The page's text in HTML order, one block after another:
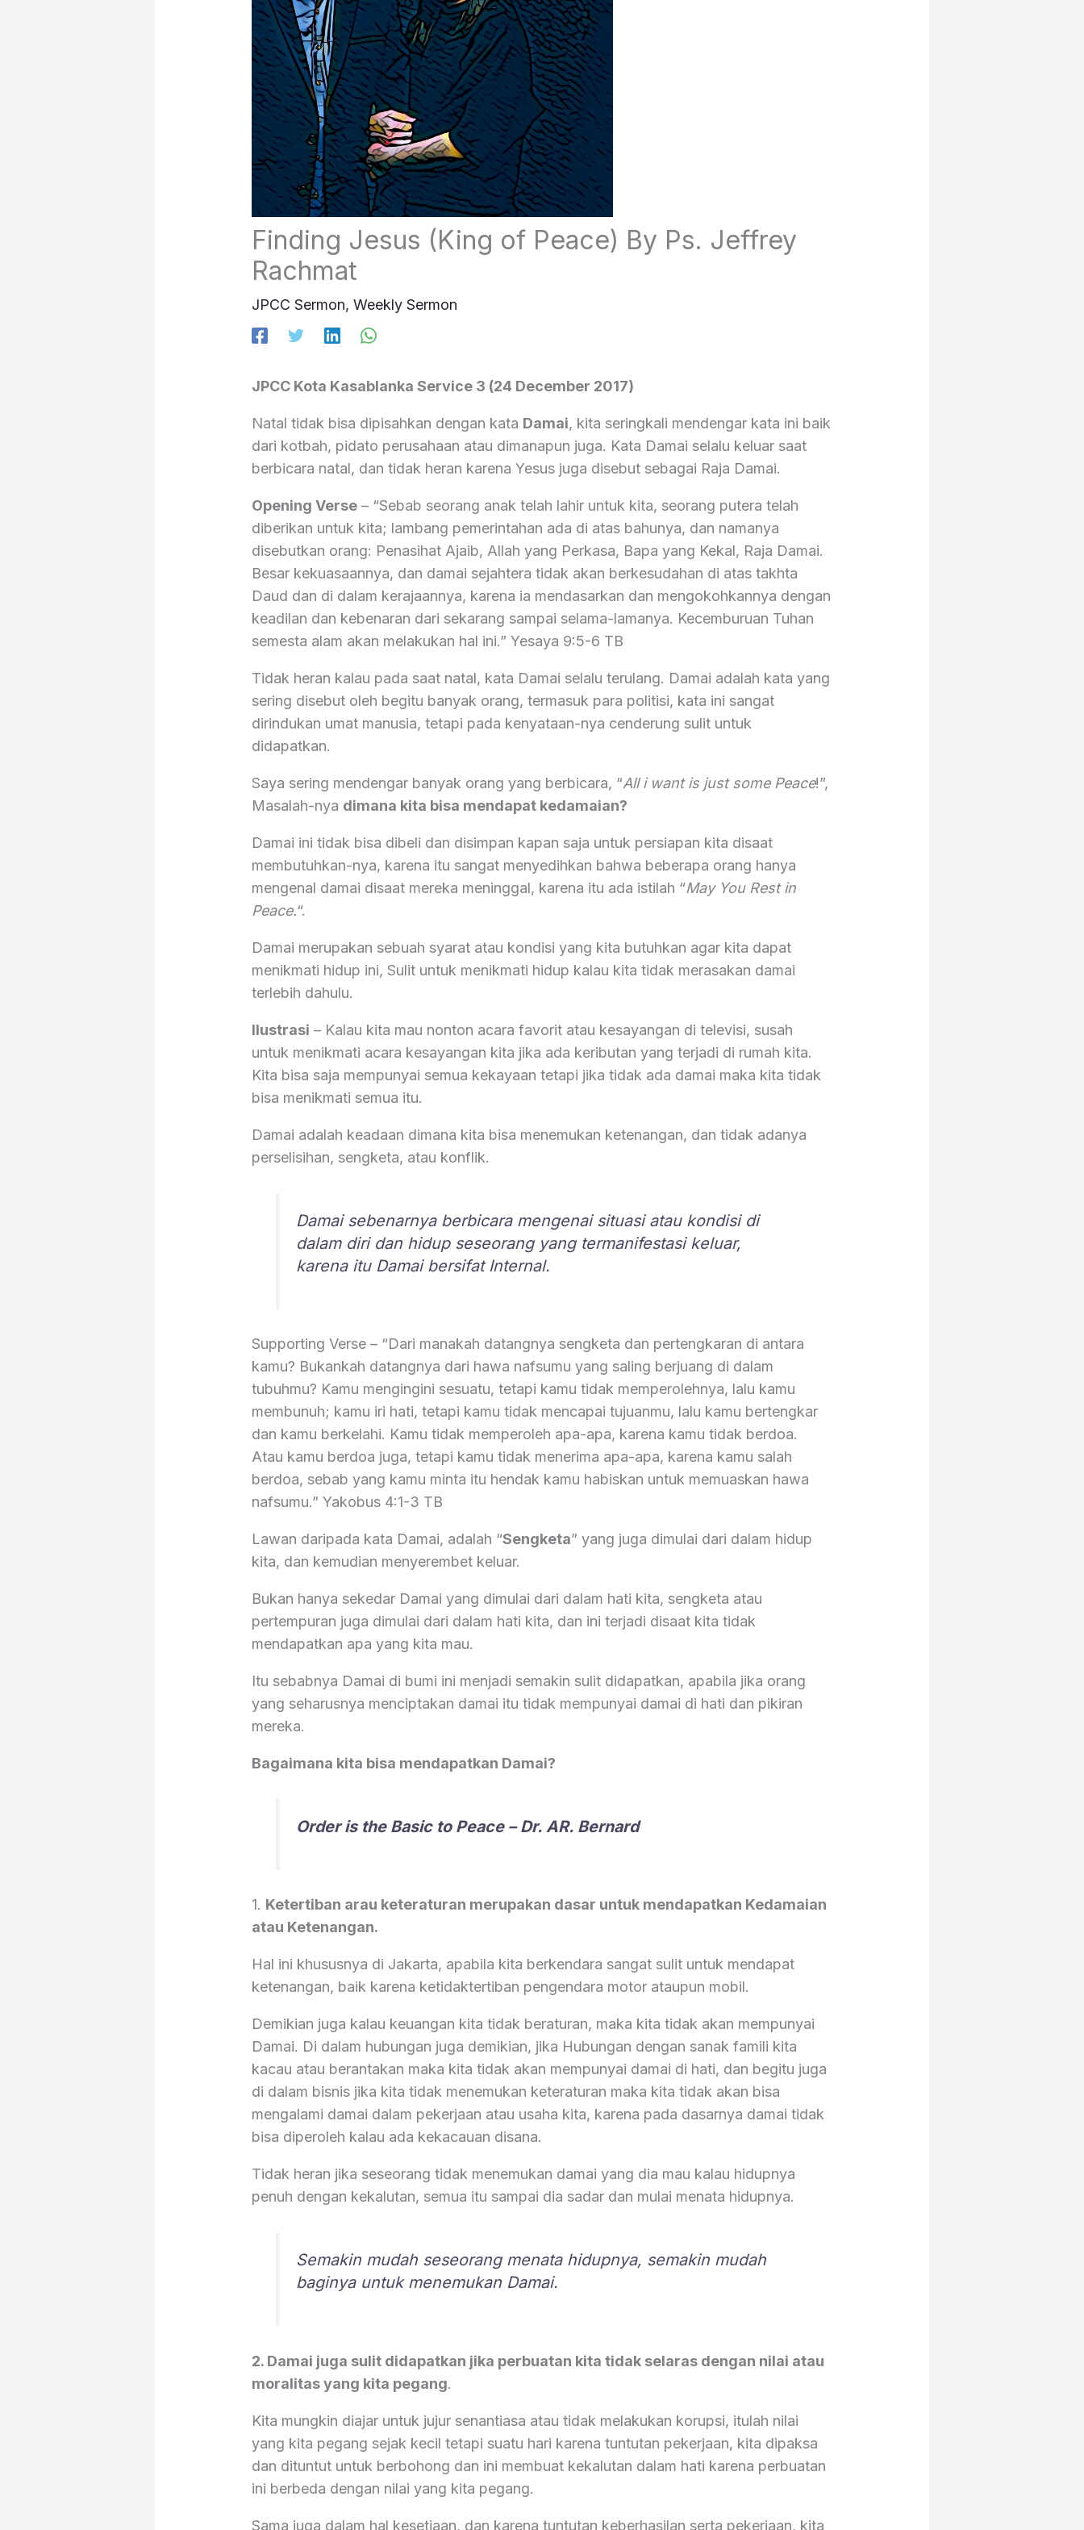
Finding Jesus (King of Peace) By Ps. Jeffrey
Rachmat
JPCC Sermon,Weekly Sermon
JPCC Kota Kasablanka Service 3 (24 December 2017)
Natal tidak bisa dipisahkan dengan kata Damai, kita seringkali mendengar kata ini baik
dari kotbah, pidato perusahaan atau dimanapun juga. Kata Damai selalu keluar saat
berbicara natal, dan tidak heran karena Yesus juga disebut sebagai Raja Damai.
Opening Verse – “Sebab seorang anak telah lahir untuk kita, seorang putera telah
diberikan untuk kita; lambang pemerintahan ada di atas bahunya, dan namanya
disebutkan orang: Penasihat Ajaib, Allah yang Perkasa, Bapa yang Kekal, Raja Damai.
Besar kekuasaannya, dan damai sejahtera tidak akan berkesudahan di atas takhta
Daud dan di dalam kerajaannya, karena ia mendasarkan dan mengokohkannya dengan
keadilan dan kebenaran dari sekarang sampai selama-lamanya. Kecemburuan Tuhan
semesta alam akan melakukan hal ini.” Yesaya‬ ‭9:5-6‬ ‭TB‬‬
Tidak heran kalau pada saat natal, kata Damai selalu terulang. Damai adalah kata yang
sering disebut oleh begitu banyak orang, termasuk para politisi, kata ini sangat
dirindukan umat manusia, tetapi pada kenyataan-nya cenderung sulit untuk
didapatkan.
Saya sering mendengar banyak orang yang berbicara, “All i want is just some Peace!”,
Masalah-nya dimana kita bisa mendapat kedamaian?
Damai ini tidak bisa dibeli dan disimpan kapan saja untuk persiapan kita disaat
membutuhkan-nya, karena itu sangat menyedihkan bahwa beberapa orang hanya
mengenal damai disaat mereka meninggal, karena itu ada istilah “May You Rest in
Peace.“.
Damai merupakan sebuah syarat atau kondisi yang kita butuhkan agar kita dapat
menikmati hidup ini, Sulit untuk menikmati hidup kalau kita tidak merasakan damai
terlebih dahulu.
Ilustrasi – Kalau kita mau nonton acara favorit atau kesayangan di televisi, susah
untuk menikmati acara kesayangan kita jika ada keributan yang terjadi di rumah kita.
Kita bisa saja mempunyai semua kekayaan tetapi jika tidak ada damai maka kita tidak
bisa menikmati semua itu.
Damai adalah keadaan dimana kita bisa menemukan ketenangan, dan tidak adanya
perselisihan, sengketa, atau konflik.
Damai sebenarnya berbicara mengenai situasi atau kondisi di
dalam diri dan hidup seseorang yang termanifestasi keluar,
karena itu Damai bersifat Internal.
Supporting Verse – “Dari manakah datangnya sengketa dan pertengkaran di antara
kamu? Bukankah datangnya dari hawa nafsumu yang saling berjuang di dalam
tubuhmu? Kamu mengingini sesuatu, tetapi kamu tidak memperolehnya, lalu kamu
membunuh; kamu iri hati, tetapi kamu tidak mencapai tujuanmu, lalu kamu bertengkar
dan kamu berkelahi. Kamu tidak memperoleh apa-apa, karena kamu tidak berdoa.
Atau kamu berdoa juga, tetapi kamu tidak menerima apa-apa, karena kamu salah
berdoa, sebab yang kamu minta itu hendak kamu habiskan untuk memuaskan hawa
nafsumu.” ‭‭Yakobus‬ ‭4:1-3‬ ‭TB‬‬
Lawan daripada kata Damai, adalah “Sengketa” yang juga dimulai dari dalam hidup
kita, dan kemudian menyerembet keluar.
Bukan hanya sekedar Damai yang dimulai dari dalam hati kita, sengketa atau
pertempuran juga dimulai dari dalam hati kita, dan ini terjadi disaat kita tidak
mendapatkan apa yang kita mau.
Itu sebabnya Damai di bumi ini menjadi semakin sulit didapatkan, apabila jika orang
yang seharusnya menciptakan damai itu tidak mempunyai damai di hati dan pikiran
mereka.
Bagaimana kita bisa mendapatkan Damai?
Order is the Basic to Peace – Dr. AR. Bernard
1. Ketertiban arau keteraturan merupakan dasar untuk mendapatkan Kedamaian
atau Ketenangan.
Hal ini khususnya di Jakarta, apabila kita berkendara sangat sulit untuk mendapat
ketenangan, baik karena ketidaktertiban pengendara motor ataupun mobil.
Demikian juga kalau keuangan kita tidak beraturan, maka kita tidak akan mempunyai
Damai. Di dalam hubungan juga demikian, jika Hubungan dengan sanak famili kita
kacau atau berantakan maka kita tidak akan mempunyai damai di hati, dan begitu juga
di dalam bisnis jika kita tidak menemukan keteraturan maka kita tidak akan bisa
mengalami damai dalam pekerjaan atau usaha kita, karena pada dasarnya damai tidak
bisa diperoleh kalau ada kekacauan disana.
Tidak heran jika seseorang tidak menemukan damai yang dia mau kalau hidupnya
penuh dengan kekalutan, semua itu sampai dia sadar dan mulai menata hidupnya.
Semakin mudah seseorang menata hidupnya, semakin mudah
baginya untuk menemukan Damai.
2. Damai juga sulit didapatkan jika perbuatan kita tidak selaras dengan nilai atau
moralitas yang kita pegang.
Kita mungkin diajar untuk jujur senantiasa atau tidak melakukan korupsi, itulah nilai
yang kita pegang sejak kecil tetapi suatu hari karena tuntutan pekerjaan, kita dipaksa
dan dituntut untuk berbohong dan ini membuat kekalutan dalam hati karena perbuatan
ini berbeda dengan nilai yang kita pegang.
Sama juga dalam hal kesetiaan, dan karena tuntutan keberhasilan serta pekerjaan, kita